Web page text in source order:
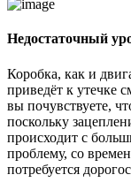
Недостаточный
Коробка, как и
приведёт к утечке
вы почувствуете,
поскольку
происходит с
проблему, со
потребуется